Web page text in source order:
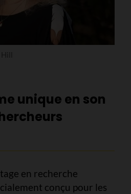
unique en son
en recherche
conçu pour les